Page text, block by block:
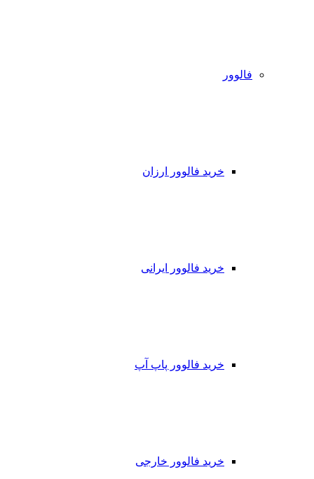
فالوور
خرید فالوور ارزان
خرید فالوور ایرانی
خرید فالوور پاپ آپ
خرید فالوور خارجی